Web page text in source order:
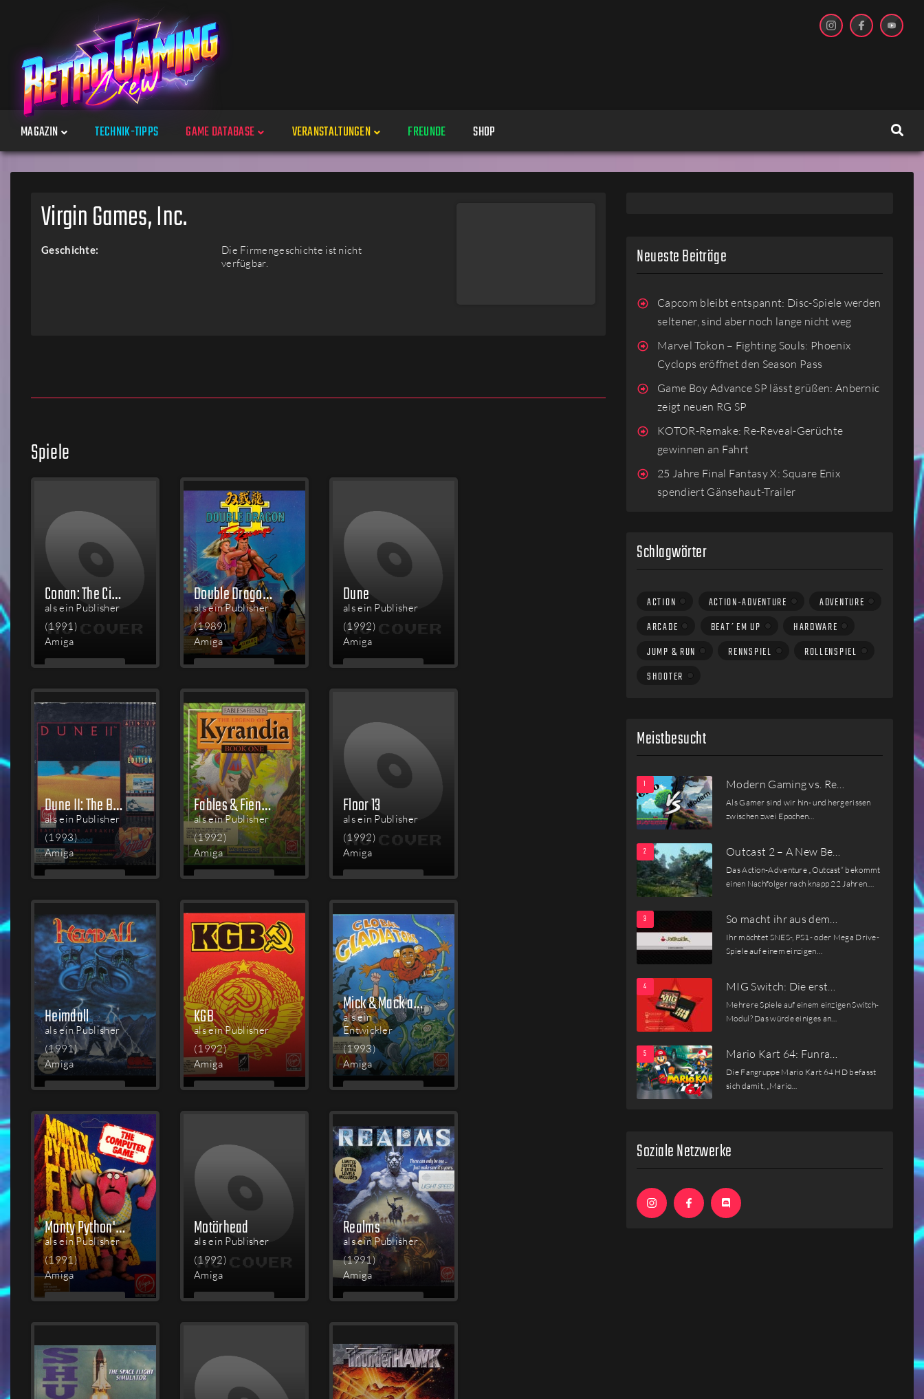
MAGAZIN TECHNIK-TIPPS GAME DATABASE
Spiele
Perspektiven
Plattformen
VERANSTALTUNGEN
Veranstaltungen
FREUNDE SHOP
Virgin Games, Inc.
Geschichte:
Die Firmengeschichte ist nicht
verfügbar.
Spiele
Conan: The Cimmerian
als ein Publisher
(1991)
Amiga
MEHR
Double Dragon II: The Revenge
als ein Publisher
(1989)
Amiga
MEHR
Dune
als ein Publisher
(1992)
Amiga
MEHR
Dune II: The Building of a Dynasty
als ein Publisher
(1993)
Amiga
MEHR
Fables & Fiends: The Legend of Kyrandia - Book One
als ein Publisher
(1992)
Amiga
MEHR
Floor 13
als ein Publisher
(1992)
Amiga
MEHR
Heimdall
als ein Publisher
(1991)
Amiga
MEHR
KGB
als ein Publisher
(1992)
Amiga
MEHR
Mick & Mack as the Global Gladiators
als ein
Entwickler
(1993)
Amiga
MEHR
Monty Python's Flying Circus
als ein Publisher
(1991)
Amiga
MEHR
Motörhead
als ein Publisher
(1992)
Amiga
MEHR
Realms
als ein Publisher
(1991)
Amiga
MEHR
Neueste Beiträge
Capcom bleibt entspannt: Disc-Spiele werden
seltener, sind aber noch lange nicht weg
Marvel Tokon – Fighting Souls: Phoenix
Cyclops eröffnet den Season Pass
Game Boy Advance SP lässt grüßen: Anbernic
zeigt neuen RG SP
KOTOR-Remake: Re-Reveal-Gerüchte
gewinnen an Fahrt
25 Jahre Final Fantasy X: Square Enix
spendiert Gänsehaut-Trailer
Schlagwörter
ACTION ACTION-ADVENTURE
ADVENTURE
ARCADE
BEAT´EM UP
HARDWARE
JUMP & RUN
RENNSPIEL
ROLLENSPIEL
SHOOTER
Meistbesucht
Modern Gaming vs. Re…
Als Gamer sind wir hin- und hergerissen
zwischen zwei Epochen…
Outcast 2 – A New Be…
Das Action-Adventure „Outcast“ bekommt
einen Nachfolger nach knapp 22 Jahren.…
So macht ihr aus dem…
Ihr möchtet SNES-, PS1- oder Mega Drive-
Spiele auf einem einzigen…
MIG Switch: Die erst…
Mehrere Spiele auf einem einzigen Switch-
Modul? Das würde einiges an…
Mario Kart 64: Funra…
Die Fangruppe Mario Kart 64 HD befasst
sich damit, „Mario…
Soziale Netzwerke